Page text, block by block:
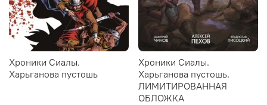
Хроники Сиалы.
Харьганова пустошь
Хроники Сиалы.
Харьганова пустошь.
ЛИМИТИРОВАННАЯ
ОБЛОЖКА